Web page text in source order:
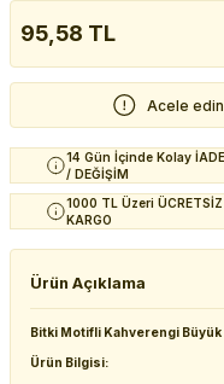
95,58 TL
Acele
14 Gün İçinde Kolay İADE
/ DEĞİŞİM
1000 TL Üzeri ÜCRETSİZ
KARGO
Ürün Açıklama
Bitki Motifli Kahverengi Büyük
Ürün Bilgisi: